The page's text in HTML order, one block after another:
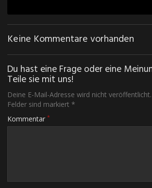
Keine Kommentare vorhanden
Du hast eine Frage oder eine
Teile sie mit uns!
Deine E-Mail-Adresse wird nicht
Felder sind markiert *
Kommentar *